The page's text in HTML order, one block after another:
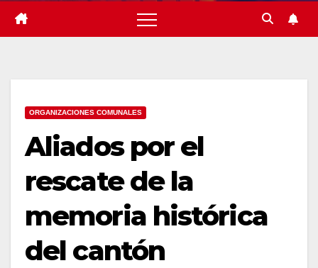
ORGANIZACIONES COMUNALES
Aliados por el
rescate de la
memoria histórica
del cantón